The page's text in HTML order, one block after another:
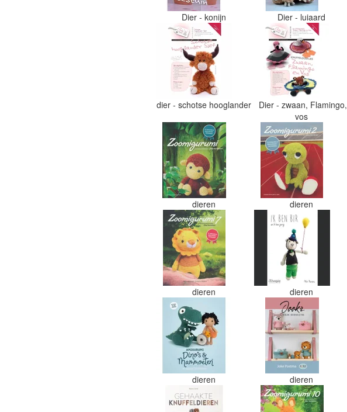
Dier - konijn Dier - luiaard
dier - schotse hooglander
Dier - zwaan, Flamingo,
vos
dieren dieren
dieren dieren
dieren dieren